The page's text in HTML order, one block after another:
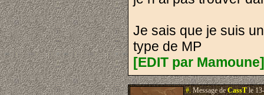
Je sais que je suis
type de MP
[EDIT par
#.Message deCassTle